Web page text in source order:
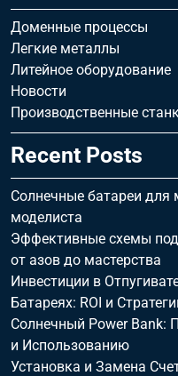
Доменные процессы
Легкие металлы
Литейное оборудование
Новости
Производственные
Recent Posts
Солнечные батареи для
моделиста
Эффективные схемы
от азов до мастерства
Инвестиции в
Батареях: ROI и
Солнечный Power Bank:
и Использованию
Установка и Замена